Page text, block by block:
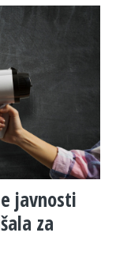
javnosti
za